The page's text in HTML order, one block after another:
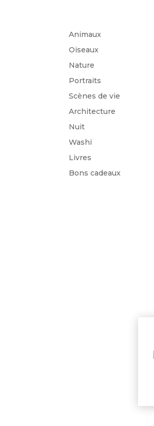
Animaux
Oiseaux
Nature
Portraits
Scènes de vie
Architecture
Nuit
Washi
Livres
Bons cadeaux